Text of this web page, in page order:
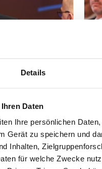
Details
Daten
Ihre persönlichen
Gerät zu speichern und
Inhalten,
für welche Zwecke